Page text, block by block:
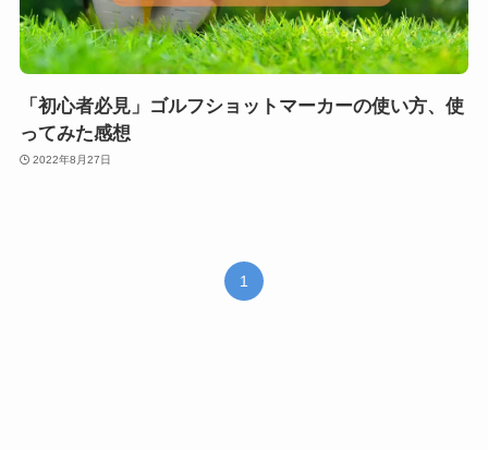
「初心者必見」ゴルフショットマーカーの使い方、使
ってみた感想
2022年8月27日
1